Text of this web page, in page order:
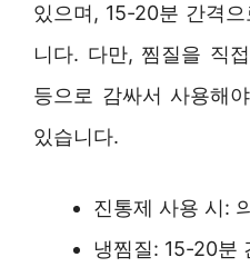
있으며, 15-20분 간격
니다. 다만, 찜질을 직
등으로 감싸서 사용해
있습니다.
진통제 사용 시:
냉찜질: 15-20분